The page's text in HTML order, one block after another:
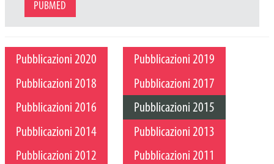
PUBMED
Pubblicazioni 2020
Pubblicazioni 2019
Pubblicazioni 2018
Pubblicazioni 2017
Pubblicazioni 2016
Pubblicazioni 2015
Pubblicazioni 2014
Pubblicazioni 2013
Pubblicazioni 2012
Pubblicazioni 2011